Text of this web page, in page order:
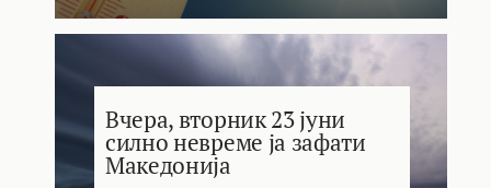
Вчера, вторник 23 јуни
силно невреме ја зафати
Македонија